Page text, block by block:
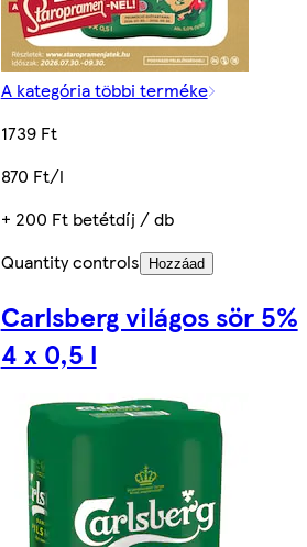
A kategória többi terméke
1739 Ft
870 Ft/l
+ 200 Ft betétdíj / db
Quantity controls
Hozzáad
Carlsberg világos sör 5%
4 x 0,5 l